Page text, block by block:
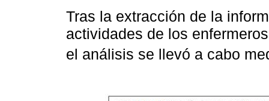
Tras la extracción de la
actividades de los
el análisis se llevó a cabo